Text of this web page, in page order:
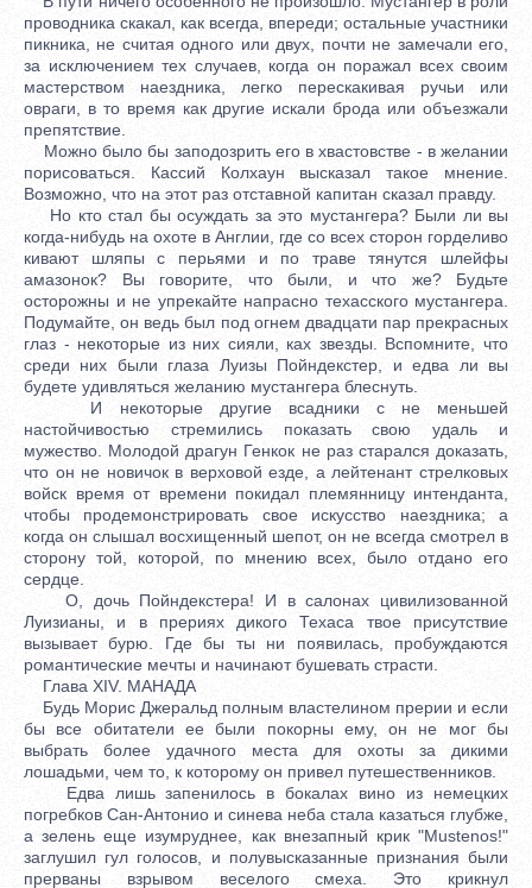
проводника скакал, как всегда, впереди; остальные участники
пикника, не считая одного или двух, почти не замечали его,
за исключением тех случаев, когда он поражал всех своим
мастерством наездника, легко перескакивая ручьи или
овраги, в то время как другие искали брода или объезжали
препятствие.
Можно было бы заподозрить его в хвастовстве - в желании
порисоваться. Кассий Колхаун высказал такое мнение.
Возможно, что на этот раз отставной капитан сказал правду.
Но кто стал бы осуждать за это мустангера? Были ли вы
когда-нибудь на охоте в Англии, где со всех сторон горделиво
кивают шляпы с перьями и по траве тянутся шлейфы
амазонок? Вы говорите, что были, и что же? Будьте
осторожны и не упрекайте напрасно техасского мустангера.
Подумайте, он ведь был под огнем двадцати пар прекрасных
глаз - некоторые из них сияли, ках звезды. Вспомните, что
среди них были глаза Луизы Пойндекстер, и едва ли вы
будете удивляться желанию мустангера блеснуть.
И некоторые другие всадники с не меньшей
настойчивостью стремились показать свою удаль и
мужество. Молодой драгун Генкок не раз старался доказать,
что он не новичок в верховой езде, а лейтенант стрелковых
войск время от времени покидал племянницу интенданта,
чтобы продемонстрировать свое искусство наездника; а
когда он слышал восхищенный шепот, он не всегда смотрел в
сторону той, которой, по мнению всех, было отдано его
сердце.
О, дочь Пойндекстера! И в салонах цивилизованной
Луизианы, и в прериях дикого Техаса твое присутствие
вызывает бурю. Где бы ты ни появилась, пробуждаются
романтические мечты и начинают бушевать страсти.
Глава XIV. МАНАДА
Будь Морис Джеральд полным властелином прерии и если
бы все обитатели ее были покорны ему, он не мог бы
выбрать более удачного места для охоты за дикими
лошадьми, чем то, к которому он привел путешественников.
Едва лишь запенилось в бокалах вино из немецких
погребков Сан-Антонио и синева неба стала казаться глубже,
а зелень еще изумруднее, как внезапный крик "Mustenos!"
заглушил гул голосов, и полувысказанные признания были
прерваны взрывом веселого смеха. Это крикнул